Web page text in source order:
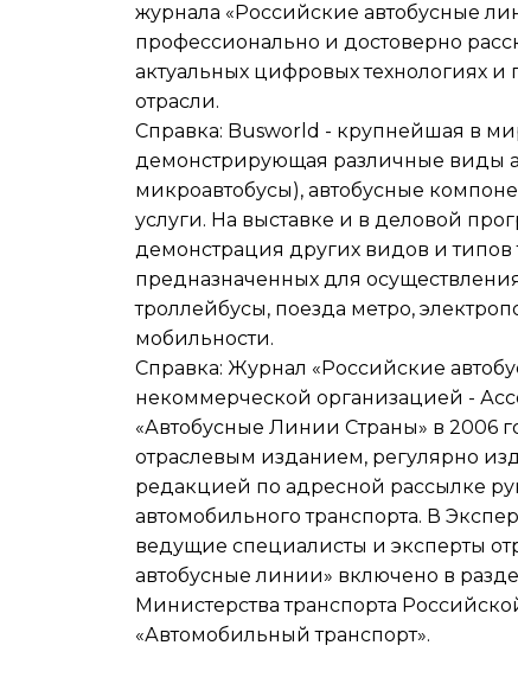
журнала «Российские автобусные
профессионально и достоверно
актуальных цифровых технологиях и
отрасли.
Справка: Busworld - крупнейшая в
демонстрирующая различные виды
микроавтобусы), автобусные
услуги. На выставке и в деловой
демонстрация других видов и типов
предназначенных для
троллейбусы, поезда метро,
мобильности.
Справка: Журнал «Российские
некоммерческой организацией -
«Автобусные Линии Страны» в 2006
отраслевым изданием, регулярно
редакцией по адресной рассылке
автомобильного транспорта. В
ведущие специалисты и эксперты
автобусные линии» включено в
Министерства транспорта
«Автомобильный транспорт».